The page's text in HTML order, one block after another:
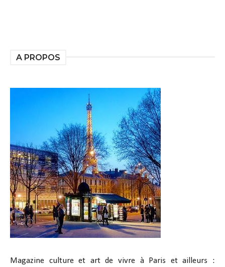
A PROPOS
Magazine culture et art de vivre à Paris et ailleurs :